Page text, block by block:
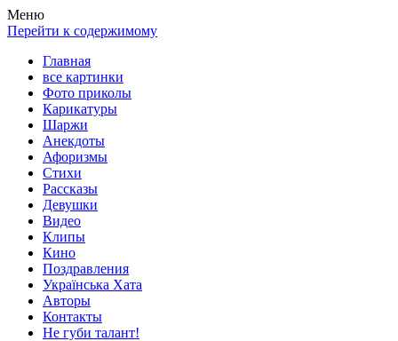
Весела хата — прикольные картинки, смешные истории,
клипы!
Покажем всем ваши фото приколы, карикатуры, шаржи, стихи,
рассказы, видео и песни!
Меню
Перейти к содержимому
Главная
все картинки
Фото приколы
Карикатуры
Шаржи
Анекдоты
Афоризмы
Стихи
Рассказы
Девушки
Видео
Клипы
Кино
Поздравления
Українська Хата
Авторы
Контакты
Не губи талант!